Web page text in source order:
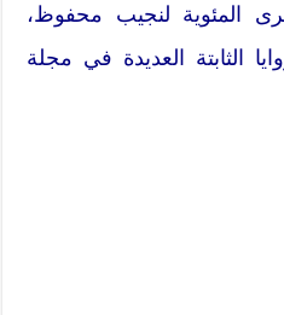
المئوية لنجيب محفوظ،
الثابتة العديدة في مجلة